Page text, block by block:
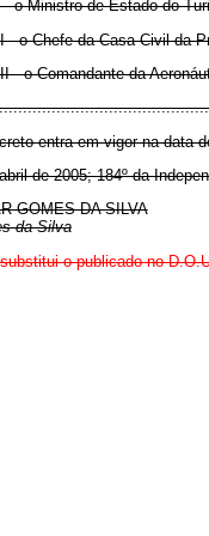
- o Ministro de Estado do
- o Chefe da Casa Civil da
- o Comandante da
entra em vigor na data
de 2005; 184º da
GOMES DA SILVA
da Silva
o publicado no